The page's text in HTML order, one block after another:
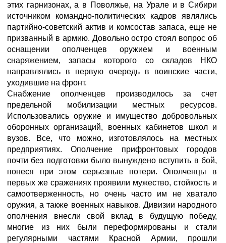
этих гарнизонах, а в Поволжье, на Урале и в Сибири
источником командно-политических кадров являлись
партийно-советский актив и комсостав запаса, еще не
призванный в армию. Довольно остро стоял вопрос об
оснащении ополченцев оружием и военным
снаряжением, запасы которого со складов НКО
направлялись в первую очередь в воинские части,
уходившие на фронт.
Снабжение ополченцев производилось за счет
предельной мобилизации местных ресурсов.
Использовались оружие и имущество добровольных
оборонных организаций, военных кабинетов школ и
вузов. Все, что можно, изготовлялось на местных
предприятиях. Ополчение прифронтовых городов
почти без подготовки было вынуждено вступить в бой,
понеся при этом серьезные потери. Ополченцы в
первых же сражениях проявили мужество, стойкость и
самоотверженность, но очень часто им не хватало
оружия, а также военных навыков. Дивизии народного
ополчения внесли свой вклад в будущую победу,
многие из них были переформированы и стали
регулярными частями Красной Армии, прошли